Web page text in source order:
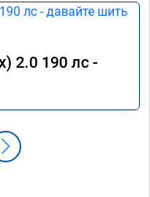
2.0 190 лс -